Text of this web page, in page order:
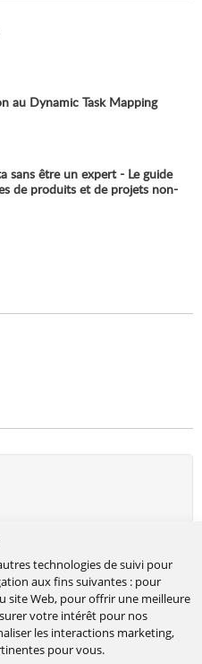
technologies de suivi pour
aux fins suivantes : pour
site Web, pour offrir une meilleure
votre intérêt pour nos
les interactions marketing,
pour vous.
au Dynamic Task Mapping
sans être un expert - Le guide
de produits et de projets non-
et d’expertises en